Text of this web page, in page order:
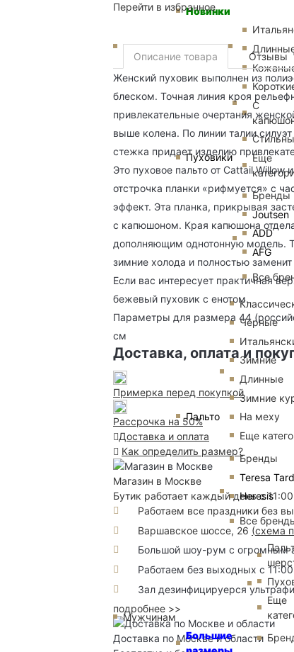
Мужчинам
Новинки
Пуховики
С
Еще
Бренды
Joutsen
ADD
AFG
Все
Пальто
Черные
Зимние
Длинные
Зимние
На меху
Еще
Бренды
Teresa
Heresis
Все
Большие
Еще
Перейти в избранное
Описание товара Отзывы
Женский пуховик выполнен из
блеском. Точная линия кроя
привлекательные очертания
выше колена. По линии талии
стежка придает изделию
Это пуховое пальто от Cattail
отстрочка планки «рифмуется» с
эффект. Эта планка, прикрывая
с капюшоном. Края капюшона
дополняющим однотонную модель.
зимние холода и полностью заменит
Если вас интересует практичная
бежевый пуховик с енотом.
Параметры для размера 44
см
Доставка, оплата и
Примерка перед покупкой
Рассрочка на 50%
Доставка и оплата
Как определить размер?
Магазин в Москве
Бутик работает каждый день с
Работаем все праздники без
Варшавское шоссе, 26 (схема
Большой шоу-рум с огромным
Работаем без выходных с
Зал дезинфицируерся
подробнее >>
Доставка по Москве и области